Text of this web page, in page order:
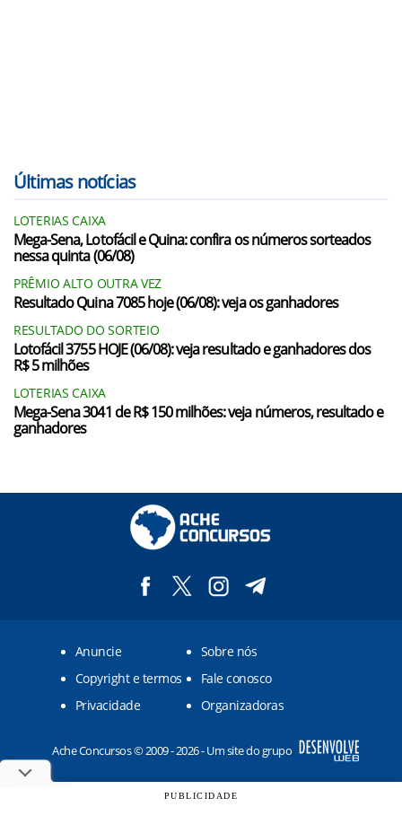
Últimas notícias
LOTERIAS CAIXA
Mega-Sena, Lotofácil e Quina: confira os números sorteados
nessa quinta (06/08)
PRÊMIO ALTO OUTRA VEZ
Resultado Quina 7085 hoje (06/08): veja os ganhadores
RESULTADO DO SORTEIO
Lotofácil 3755 HOJE (06/08): veja resultado e ganhadores dos
R$ 5 milhões
LOTERIAS CAIXA
Mega-Sena 3041 de R$ 150 milhões: veja números, resultado e
ganhadores
Anuncie
Sobre nós
Copyright e termos
Fale conosco
Privacidade
Organizadoras
Ache Concursos © 2009 - 2026 - Um site do grupo
PUBLICIDADE